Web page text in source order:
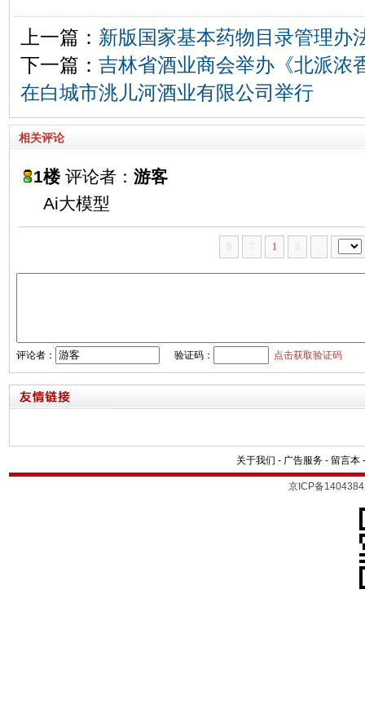
上一篇： 新版国家基本药物目录管理办
下一篇： 吉林省酒业商会举办《北派浓
在白城市洮儿河酒业有限公司举行
相关评论
1楼评论者： 游客
Ai大模型
7 1 :
评论者： 验证码： 点击获取验证码
关于我们 - 广告服务 - 留言本
京ICP备